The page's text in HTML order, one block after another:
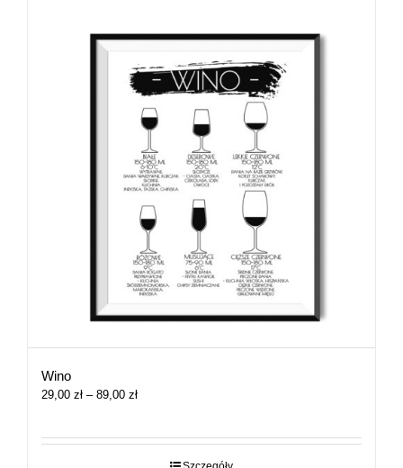
Wino
29,00 zł – 89,00 złZakres
29,00 zł